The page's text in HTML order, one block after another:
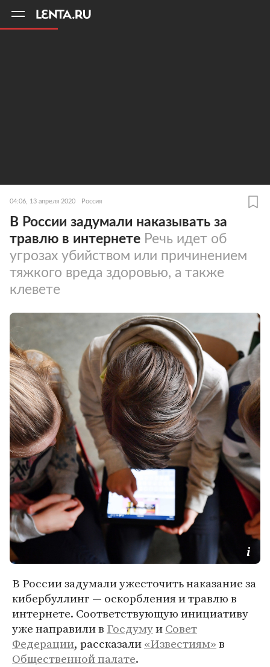
04:06, 13 апреля 2020 Россия
В России задумали наказывать за
травлю в интернете Речь идет об
угрозах убийством или причинением
тяжкого вреда здоровью, а также
клевете
В России задумали ужесточить наказание за
кибербуллинг — оскорбления и травлю в
интернете. Соответствующую инициативу
уже направили в ГосдумуиСовет
Федерации, рассказали«Известиям»в
Общественной палате.